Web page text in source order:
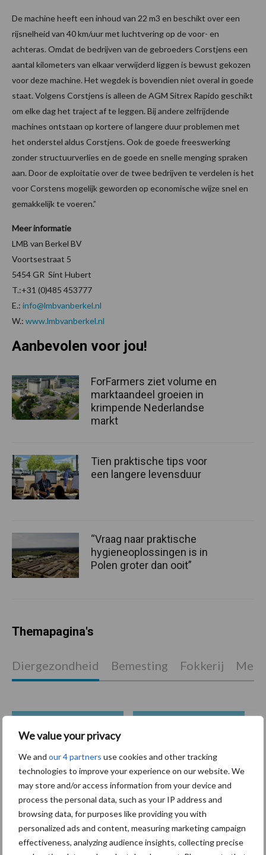
We value your privacy
We and our 4 partners use cookies and other tracking
technologies to improve your experience on our website. We
may store and/or access information from your device and
process the personal data, such as your IP address and
browsing data, for purposes like providing you with
personalized ads and content, measuring marketing campaign
effectiveness, analyzing audience insights, collecting precise
De machine heeft een inhoud van 22 m3 en beschikt over een
rijsnelheid van 40 km/uur met luchtvering op de voor- en
achteras. Omdat de bedrijven van de gebroeders Corstjens een
aantal kilometers van elkaar verwijderd liggen is bewust gekozen
voor deze machine. Het wegdek is bovendien niet overal in goede
staat. Volgens Corstjens is alleen de AGM Sitrex Rapido geschikt
om elke dag het traject af te leggen. Bij andere zelfrijdende
machines ontstaan op kortere of langere duur problemen met
het onderstel aldus Corstjens. Ook de goede freeswerking
zonder structuurverlies en de goede en snelle menging spraken
aan. Door de exploitatie over de twee bedrijven te verdelen is het
voor Corstens mogelijk geworden op economische wijze snel en
gemakkelijk te voeren.”
Meer informatie
LMB van Berkel BV
Voortsestraat 5
5454 GR Sint Hubert
T.:+31 (0)485 453777
E.: info@lmbvanberkel.nl
W.: www.lmbvanberkel.nl
Aanbevolen voor jou!
ForFarmers ziet volume en
marktaandeel groeien in
krimpende Nederlandse
markt
Tien praktische tips voor
een langere levensduur
“Vraag naar praktische
hygieneoplossingen is in
Polen groter dan ooit”
Themapagina's
Diergezondheid Bemesting Fokkerij
Mastitis
Toon meer